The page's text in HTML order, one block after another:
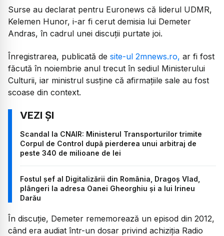
Surse au declarat pentru Euronews că liderul UDMR,
Kelemen Hunor, i-ar fi cerut demisia lui Demeter
Andras, în cadrul unei discuții purtate joi.
Înregistrarea, publicată de site-ul 2mnews.ro, ar fi fost
făcută în noiembrie anul trecut în sediul Ministerului
Culturii, iar ministrul susține că afirmațiile sale au fost
scoase din context.
Scandal la CNAIR: Ministerul Transporturilor trimite
Corpul de Control după pierderea unui arbitraj de
peste 340 de milioane de lei
Fostul șef al Digitalizării din România, Dragoș Vlad,
plângeri la adresa Oanei Gheorghiu și a lui Irineu
Darău
În discuție, Demeter rememorează un episod din 2012,
când era audiat într-un dosar privind achiziția Radio